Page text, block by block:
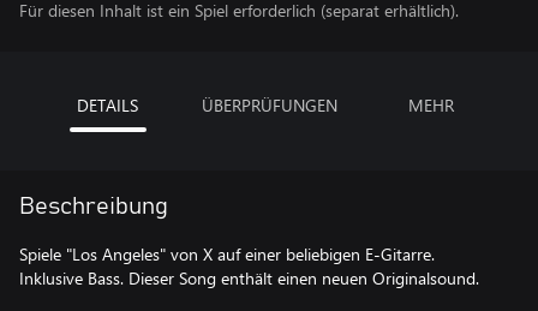
Für diesen Inhalt ist ein Spiel erforderlich (separat erhältlich).
DETAILS ÜBERPRÜFUNGEN MEHR
Beschreibung
Spiele "Los Angeles" von X auf einer beliebigen E-Gitarre.
Inklusive Bass. Dieser Song enthält einen neuen Originalsound.